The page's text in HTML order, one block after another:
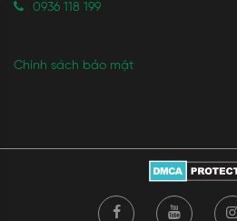
0936 118 199
Chính sách bảo mật